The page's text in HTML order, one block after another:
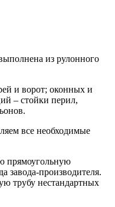
из рулонного
и ворот; оконных и
– стойки перил,
все необходимые
прямоугольную
завода-производителя.
трубу нестандартных